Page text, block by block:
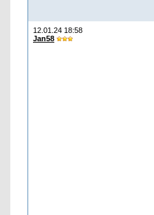
12.01.24 18:58
Jan58